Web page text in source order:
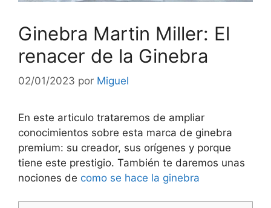
Ginebra Martin Miller: El
renacer de la Ginebra
02/01/2023 por Miguel
En este articulo trataremos de ampliar
conocimientos sobre esta marca de ginebra
premium: su creador, sus orígenes y porque
tiene este prestigio. También te daremos unas
nociones de como se hace la ginebra